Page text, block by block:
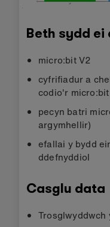
Beth sydd ei
micro:bit V2
cyfrifiadur a
codio'r
pecyn batri
argymhellir)
efallai y bydd
ddefnyddiol
Casglu data